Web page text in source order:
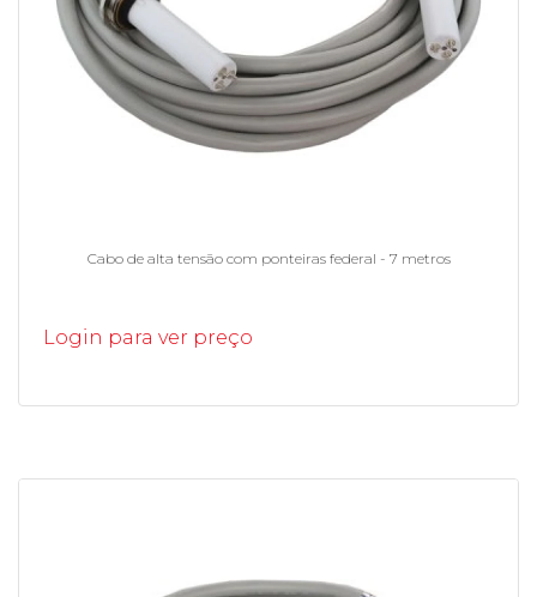
Cabo de alta tensão com ponteiras federal - 7 metros
Login para ver preço